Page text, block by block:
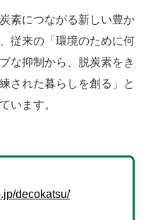
素につながる新しい豊か
従来の「環境のために何
な抑制から、脱炭素をき
された暮らしを創る」と
います。
decokatsu/